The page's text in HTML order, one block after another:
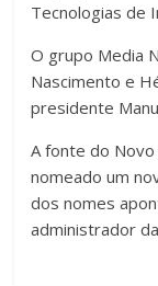
Tecnologias de
O grupo Media
Nascimento e
presidente
A fonte do
nomeado um
dos nomes
administrador